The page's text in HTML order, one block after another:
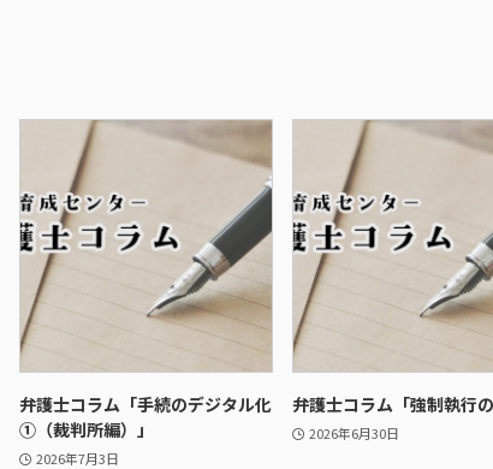
弁護士コラム「手続のデジタル化
①（裁判所編）」
2026年7月3日
弁護士コラム「強制執行
2026年6月30日